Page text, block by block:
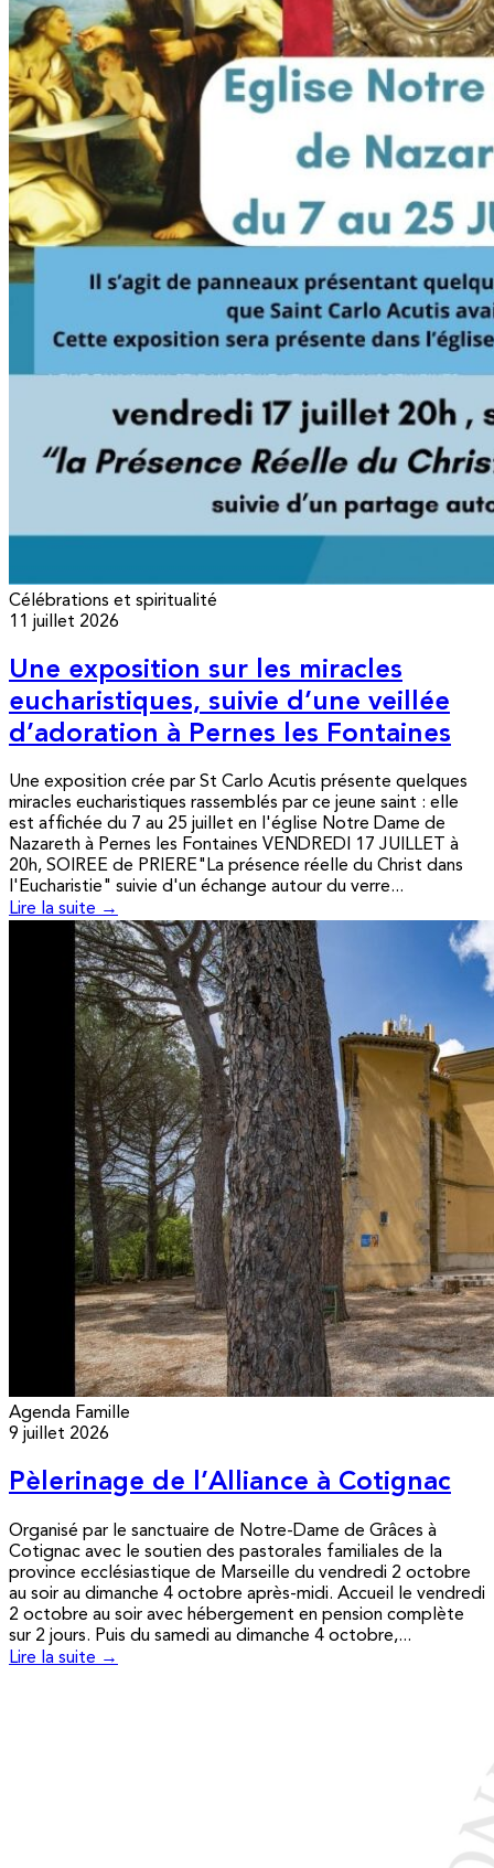
Célébrations et spiritualité
11 juillet 2026
Une exposition sur les miracles
eucharistiques, suivie d’une veillée
d’adoration à Pernes les Fontaines
Une exposition crée par St Carlo Acutis présente quelques
miracles eucharistiques rassemblés par ce jeune saint : elle
est affichée du 7 au 25 juillet en l'église Notre Dame de
Nazareth à Pernes les Fontaines VENDREDI 17 JUILLET à
20h, SOIREE de PRIERE"La présence réelle du Christ dans
l'Eucharistie" suivie d'un échange autour du verre...
Lire la suite →
Agenda Famille
9 juillet 2026
Pèlerinage de l’Alliance à Cotignac
Organisé par le sanctuaire de Notre-Dame de Grâces à
Cotignac avec le soutien des pastorales familiales de la
province ecclésiastique de Marseille du vendredi 2 octobre
au soir au dimanche 4 octobre après-midi. Accueil le vendredi
2 octobre au soir avec hébergement en pension complète
sur 2 jours. Puis du samedi au dimanche 4 octobre,...
Lire la suite →